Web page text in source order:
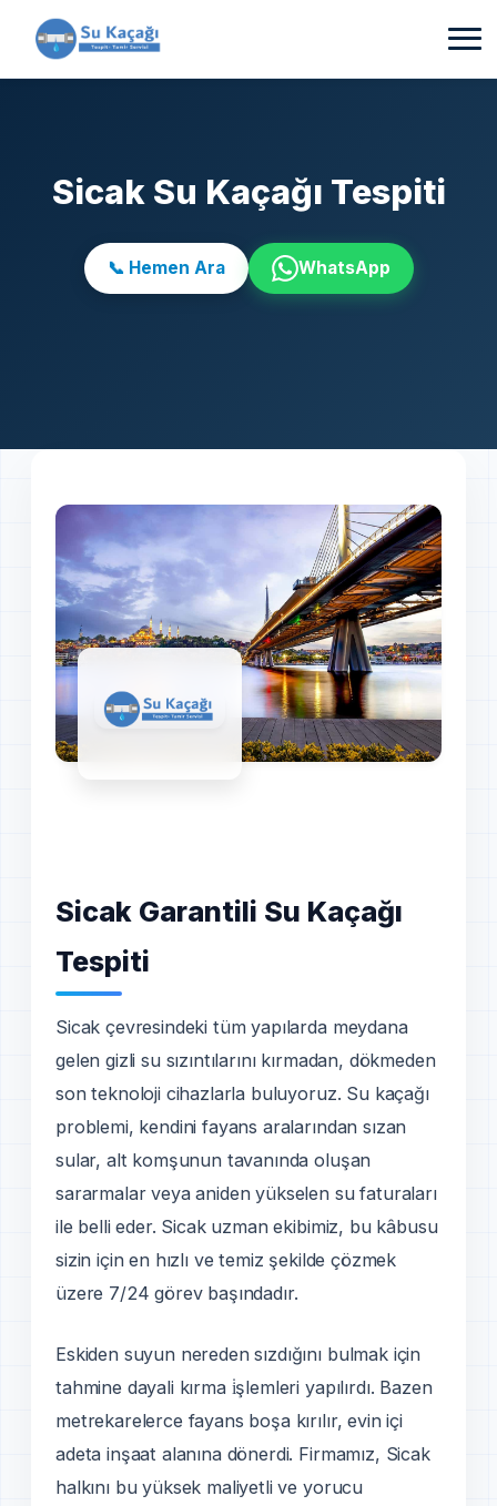
Sicak Su Kaçağı Tespiti
📞 Hemen Ara WhatsApp
Sicak Garantili Su Kaçağı
Tespiti
Sicak çevresindeki tüm yapılarda meydana
gelen gizli su sızıntılarını kırmadan, dökmeden
son teknoloji cihazlarla buluyoruz. Su kaçağı
problemi, kendini fayans aralarından sızan
sular, alt komşunun tavanında oluşan
sararmalar veya aniden yükselen su faturaları
ile belli eder. Sicak uzman ekibimiz, bu kâbusu
sizin için en hızlı ve temiz şekilde çözmek
üzere 7/24 görev başındadır.
Eskiden suyun nereden sızdığını bulmak için
tahmine dayali kırma i̇şlemleri yapılırdı. Bazen
metrekarelerce fayans boşa kırılır, evin içi
adeta inşaat alanına dönerdi. Firmamız, Sicak
halkını bu yüksek maliyetli ve yorucu